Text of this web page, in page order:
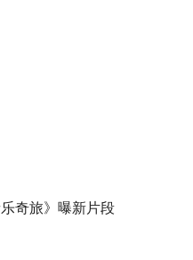
奇旅》曝新片段